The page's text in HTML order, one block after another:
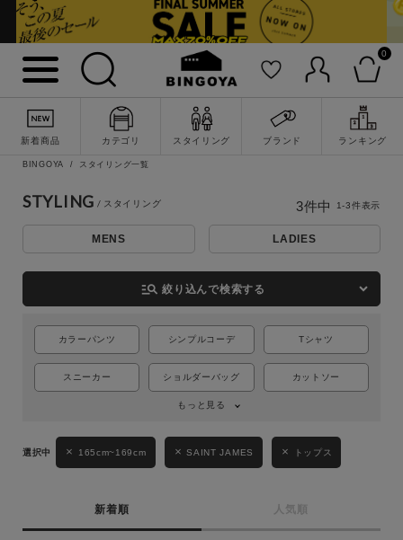
0
新着商品 カテゴリ スタイリング ブランド ランキング
詳細検索
MENS LADIES KIDS
BINGOYA スタイリング一覧
STYLING
MENS LADIES
manage_search 絞り込んで検索する
カラーパンツ シンプルコーデ Tシャツ
スニーカー ショルダーバッグ カットソー
もっと見る
165cm~169cm SAINT JAMES トップス
新着順 人気順
3件中 1-3件表示